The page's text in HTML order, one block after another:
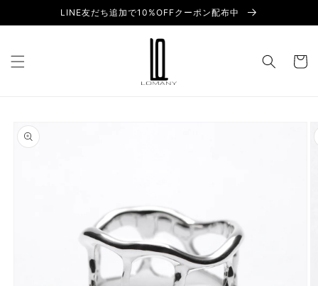
content
LINE友だち追加で10%OFFクーポン配布中
Cart
product
information